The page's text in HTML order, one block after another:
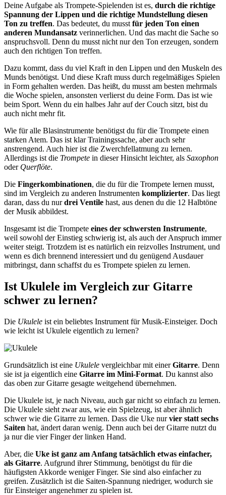
Deine Aufgabe als Trompete-Spielenden ist es, durch die richtige
Spannung der Lippen und die richtige Mundstellung diesen
Ton zu treffen. Das bedeutet, du musst für jeden Ton einen
anderen Mundansatz verinnerlichen. Und das macht die Sache so
anspruchsvoll. Denn du musst nicht nur den Ton erzeugen, sondern
auch den richtigen Ton treffen.
Dazu kommt, dass du viel Kraft in den Lippen und den Muskeln des
Munds benötigst. Und diese Kraft muss durch regelmäßiges Spielen
in Form gehalten werden. Das heißt, du musst am besten mehrmals
die Woche spielen, ansonsten verlierst du deine Form. Das ist wie
beim Sport. Wenn du ein halbes Jahr auf der Couch sitzt, bist du
auch nicht mehr fit.
Wie für alle Blasinstrumente benötigst du für die Trompete einen
starken Atem. Das ist klar Trainingssache, aber auch sehr
anstrengend. Auch hier ist die Zwerchfellatmung zu lernen.
Allerdings ist die Trompete in dieser Hinsicht leichter, als Saxophon
oder Querflöte.
Die Fingerkombinationen, die du für die Trompete lernen musst,
sind im Vergleich zu anderen Instrumenten komplizierter. Das liegt
daran, dass du nurdrei Ventile hast, aus denen du die 12 Halbtöne
der Musik abbildest.
Insgesamt ist die Trompete eines der schwersten Instrumente,
weil sowohl der Einstieg schwierig ist, als auch der Anspruch immer
weiter steigt. Trotzdem ist es natürlich ein reizvolles Instrument, und
wenn es dich brennend interessiert und du genügend Ausdauer
mitbringst, dann schaffst du es Trompete spielen zu lernen.
Ist Ukulele im Vergleich zur Gitarre
schwer zu lernen?
Die Ukulele ist ein beliebtes Instrument für Musik-Einsteiger. Doch
wie leicht ist Ukulele eigentlich zu lernen?
Grundsätzlich ist eine Ukulele vergleichbar mit einerGitarre. Denn
sie ist ja eigentlich eine Gitarre im Mini-Format. Du kannst also
das oben zur Gitarre gesagte weitgehend übernehmen.
Die Ukulele ist, je nach Niveau, auch gar nicht so einfach zu lernen.
Die Ukulele sieht zwar aus, wie ein Spielzeug, ist aber ähnlich
schwer wie die Gitarre zu lernen. Dass die Uke nurvier statt sechs
Saiten hat, ändert daran wenig. Denn auch bei der Gitarre nutzt du
ja nur die vier Finger der linken Hand.
Aber, die Uke ist ganz am Anfang tatsächlich etwas einfacher,
als Gitarre. Aufgrund ihrer Stimmung, benötigst du für die
häufigsten Akkorde weniger Finger. Sie sind also einfacher zu
greifen. Zusätzlich ist die Saiten-Spannung niedriger, wodurch sie
für Einsteiger angenehmer zu spielen ist.